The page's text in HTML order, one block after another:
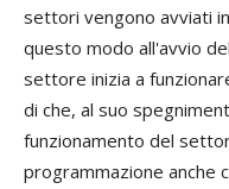
settori vengono avviati
questo modo all'avvio
settore inizia a
di che, al suo
funzionamento del
programmazione anche